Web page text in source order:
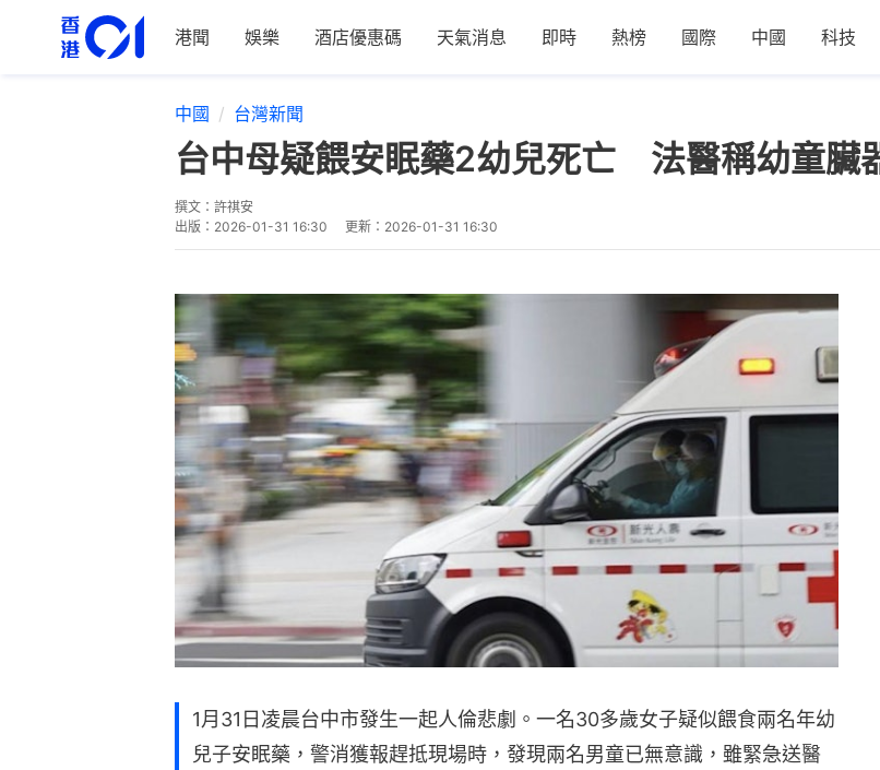
港聞 娛樂 酒店優惠碼 天氣消息 即時 熱榜 國際 中國 科技
中國 台灣新聞
台中母疑餵安眠藥2幼兒死亡 法醫稱幼童臟
撰文： 許祺安
出版： 2026-01-31 16:30 更新： 2026-01-31 16:30
1月31日凌晨台中市發生一起人倫悲劇。一名30多歲女子疑似餵食兩名年幼
兒子安眠藥，警消獲報趕抵現場時，發現兩名男童已無意識，雖緊急送醫